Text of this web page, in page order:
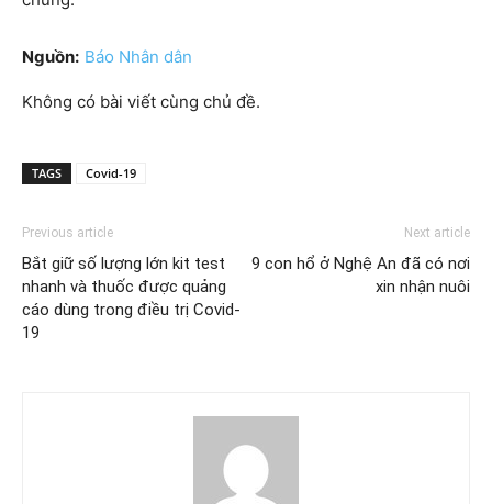
Nguồn: Báo Nhân dân
Không có bài viết cùng chủ đề.
TAGS Covid-19
Previous article
Bắt giữ số lượng lớn kit test
nhanh và thuốc được quảng
cáo dùng trong điều trị Covid-
19
Next article
9 con hổ ở Nghệ An đã có nơi
xin nhận nuôi